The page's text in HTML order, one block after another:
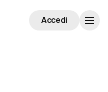
Accedi